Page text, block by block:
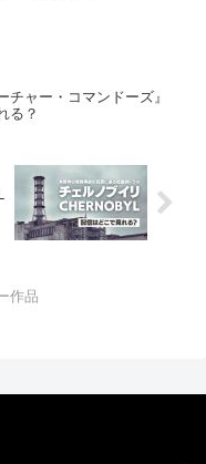
チャー・コマンドーズ』
る？
作品